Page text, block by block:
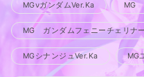
MGνガンダムVer.Ka MG
MG ガンダムフェニーチェリナ
MGシナンジュVer.Ka MG